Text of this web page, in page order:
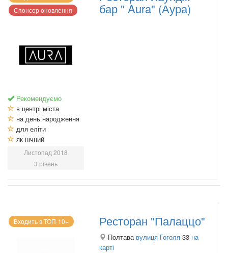
Спонсор оновлення
Рекомендуємо
в центрі міста
на день народження
для еліти
як нічний
Листопад 2018
3 рівень
бар " Aura" (Аура)
Входить в ТОП-10+ Ресторан "Палаццо"
Полтава вулиця Гоголя 33 на
карті